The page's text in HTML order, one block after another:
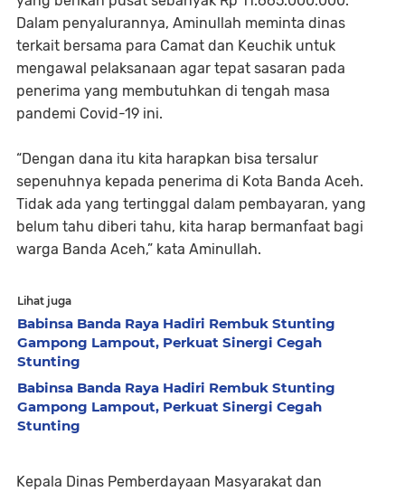
Dalam penyalurannya, Aminullah meminta dinas
terkait bersama para Camat dan Keuchik untuk
mengawal pelaksanaan agar tepat sasaran pada
penerima yang membutuhkan di tengah masa
pandemi Covid-19 ini.
“Dengan dana itu kita harapkan bisa tersalur
sepenuhnya kepada penerima di Kota Banda Aceh.
Tidak ada yang tertinggal dalam pembayaran, yang
belum tahu diberi tahu, kita harap bermanfaat bagi
warga Banda Aceh,” kata Aminullah.
Lihat juga
Babinsa Banda Raya Hadiri Rembuk Stunting
Gampong Lampout, Perkuat Sinergi Cegah
Stunting
Babinsa Banda Raya Hadiri Rembuk Stunting
Gampong Lampout, Perkuat Sinergi Cegah
Stunting
Kepala Dinas Pemberdayaan Masyarakat dan